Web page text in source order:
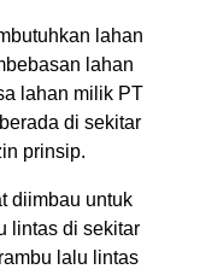
lahan
lahan
lahan milik PT
di sekitar
prinsip.
diimbau untuk
lintas di sekitar
lalu lintas